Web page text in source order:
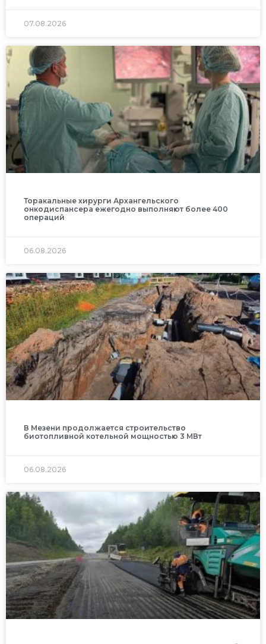
07.08.2026
Торакальные хирурги Архангельского
онкодиспансера ежегодно выполняют более 400
операций
06.08.2026
В Мезени продолжается строительство
биотопливной котельной мощностью 3 МВт
06.08.2026